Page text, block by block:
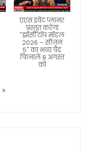
एएस इवेंट प्लानर
प्रस्तुत करेगा
"झाँसी टॉप मॉडल
2026 – सीजन
5" का भव्य ग्रैंड
फिनाले 8 अगस्त
को
»